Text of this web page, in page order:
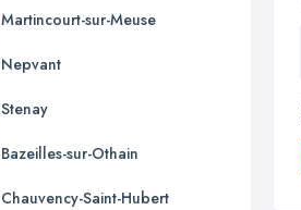
Martincourt-sur-Meuse
Nepvant
Stenay
Bazeilles-sur-Othain
Chauvency-Saint-Hubert